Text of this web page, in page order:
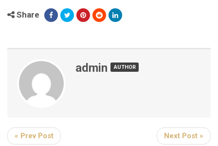
Share
admin AUTHOR
« Prev Post Next Post »